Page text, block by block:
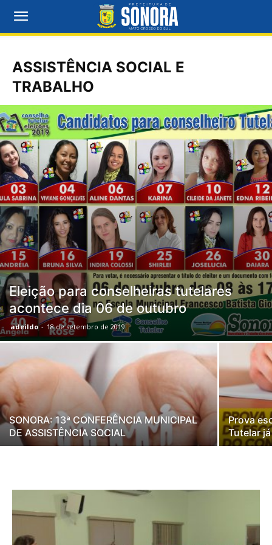
ASSISTÊNCIA SOCIAL E
TRABALHO
Eleição para conselheiras tutelares
acontece dia 06 de outubro
adeildo - 18 de setembro de 2019
SONORA: 13ª CONFERÊNCIA MUNICIPAL
DE ASSISTÊNCIA SOCIAL
Prova
Tutelar